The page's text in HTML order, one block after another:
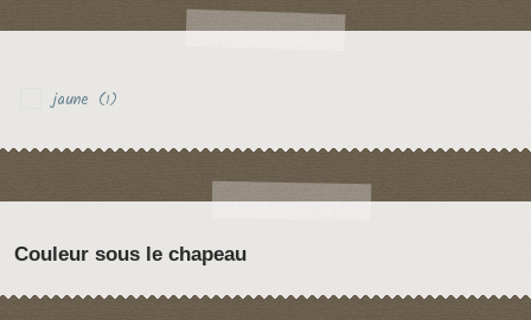
jaune (1)
Couleur sous le chapeau